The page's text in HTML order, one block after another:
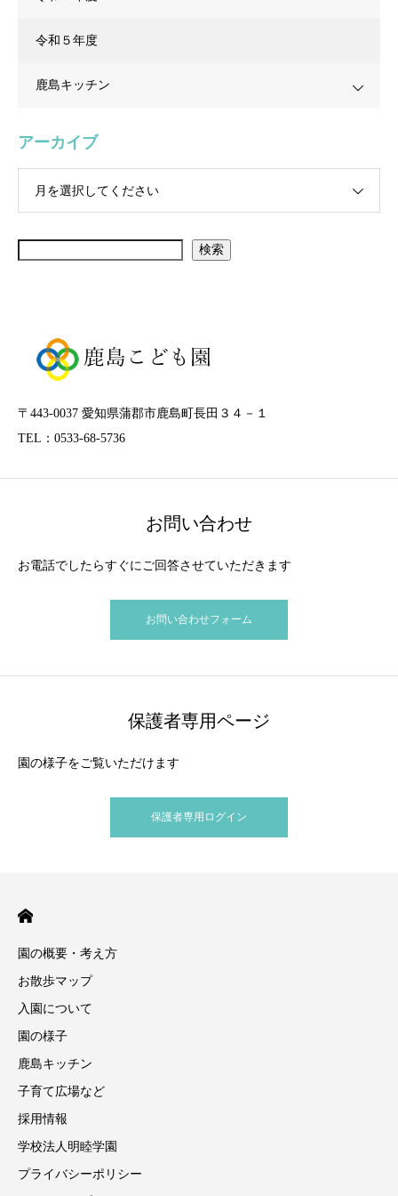
令和５年度
鹿島キッチン
アーカイブ
月を選択してください
検索
〒443-0037 愛知県蒲郡市鹿島町長田３４－１
TEL：0533-68-5736
お問い合わせ
お電話でしたらすぐにご回答させていただきます
お問い合わせフォーム
保護者専用ページ
園の様子をご覧いただけます
保護者専用ログイン
園の概要・考え方
お散歩マップ
入園について
園の様子
鹿島キッチン
子育て広場など
採用情報
学校法人明睦学園
プライバシーポリシー